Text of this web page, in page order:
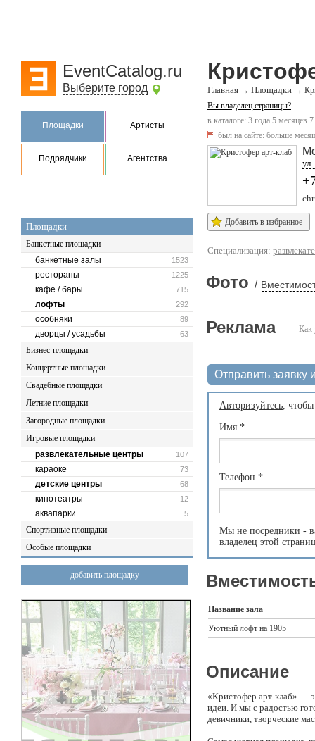
EventCatalog.ru
Выберите город
Площадки Артисты
Подрядчики Агентства
Площадки
Банкетные площадки
1523
банкетные залы
1225
рестораны
715
кафе / бары
292
лофты
89
особняки
63
дворцы / усадьбы
Бизнес-площадки
Концертные площадки
Свадебные площадки
Летние площадки
Загородные площадки
Игровые площадки
107
развлекательные центры
73
караоке
68
детские центры
12
кинотеатры
5
аквапарки
Спортивные площадки
Особые площадки
добавить площадку
Главная → Площадки →
Вы владелец страницы?
в каталоге: 3 года 5 месяцев
был на сайте: больше
Добавить в избранное
Специализация:
Фото /
Как
Реклама
Отправить заявку
Авторизуйтесь,
Имя *
Телефон *
Мы не посредники -
владелец этой
Название зала
Уютный лофт на 1905
Описание
«Кристофер арт-клаб» —
идеи. И мы с радостью
девичники, творческие